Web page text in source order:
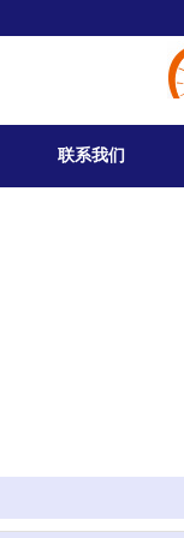
联系我们